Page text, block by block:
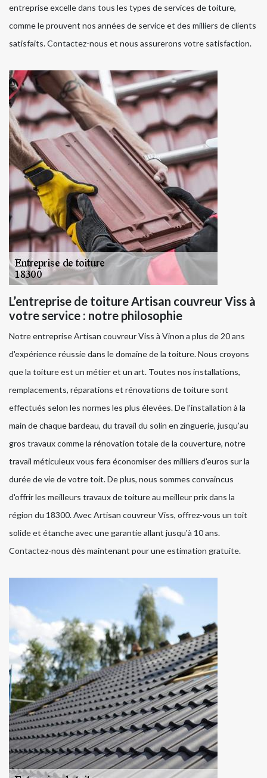
entreprise excelle dans tous les types de services de toiture,
comme le prouvent nos années de service et des milliers de clients
satisfaits. Contactez-nous et nous assurerons votre satisfaction.
L’entreprise de toiture Artisan couvreur Viss à
votre service : notre philosophie
Notre entreprise Artisan couvreur Viss à Vinon a plus de 20 ans
d'expérience réussie dans le domaine de la toiture. Nous croyons
que la toiture est un métier et un art. Toutes nos installations,
remplacements, réparations et rénovations de toiture sont
effectués selon les normes les plus élevées. De l’installation à la
main de chaque bardeau, du travail du solin en zinguerie, jusqu’au
gros travaux comme la rénovation totale de la couverture, notre
travail méticuleux vous fera économiser des milliers d'euros sur la
durée de vie de votre toit. De plus, nous sommes convaincus
d'offrir les meilleurs travaux de toiture au meilleur prix dans la
région du 18300. Avec Artisan couvreur Viss, offrez-vous un toit
solide et étanche avec une garantie allant jusqu'à 10 ans.
Contactez-nous dès maintenant pour une estimation gratuite.